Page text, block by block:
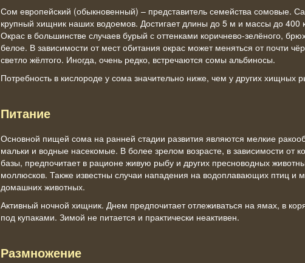
Сом европейский (обыкновенный) – представитель семейства сомовые.
крупный хищник наших водоемов. Достигает длины до 5 м и массы до 400
Окрас в большинстве случаев бурый с оттенками коричнево-зелёного,
белое. В зависимости от мест обитания окрас может меняться от почти
светло жёлтого. Иногда, очень редко, встречаются сомы альбиносы.
Потребность в кислороде у сома значительно ниже, чем у других хищных
Питание
Основной пищей сома на ранней стадии развития являются мелкие
мальки и водные насекомые. В более зрелом возрасте, в зависимости от
базы, предпочитает в рационе живую рыбу и других пресноводных
моллюсков. Также известны случаи нападения на водоплавающих птиц и
домашних животных.
Активный ночной хищник. Днем предпочитает отлеживаться на ямах, в
под купаками. Зимой не питается и практически неактивен.
Размножение